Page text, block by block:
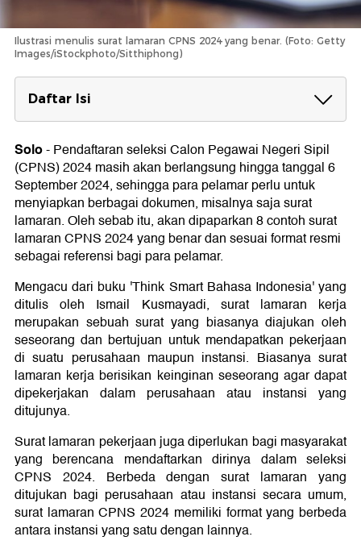
Ilustrasi menulis surat lamaran CPNS 2024 yang benar. (Foto: Getty
Images/iStockphoto/Sitthiphong)
Daftar Isi
8 Contoh Surat Lamaran CPNS 2024
Contoh Surat Lamaran CPNS 2024 #1
Contoh Surat Lamaran CPNS 2024 #2
Contoh Surat Lamaran CPNS 2024 #3
Contoh Surat Lamaran CPNS 2024 #4
Contoh Surat Lamaran CPNS 2024 #5
Contoh Surat Lamaran CPNS 2024 #6
Contoh Surat Lamaran CPNS 2024 #7
Contoh Surat Lamaran CPNS 2024 #8
Link Download PDF Surat Lamaran CPNS
2024
Solo-Pendaftaran seleksi Calon Pegawai Negeri Sipil
(CPNS) 2024 masih akan berlangsung hingga tanggal 6
September 2024, sehingga para pelamar perlu untuk
menyiapkan berbagai dokumen, misalnya saja surat
lamaran. Oleh sebab itu, akan dipaparkan 8 contoh surat
lamaran CPNS 2024 yang benar dan sesuai format resmi
sebagai referensi bagi para pelamar.
Mengacu dari buku 'Think Smart Bahasa Indonesia' yang
ditulis oleh Ismail Kusmayadi, surat lamaran kerja
merupakan sebuah surat yang biasanya diajukan oleh
seseorang dan bertujuan untuk mendapatkan pekerjaan
di suatu perusahaan maupun instansi. Biasanya surat
lamaran kerja berisikan keinginan seseorang agar dapat
dipekerjakan dalam perusahaan atau instansi yang
ditujunya.
Surat lamaran pekerjaan juga diperlukan bagi masyarakat
yang berencana mendaftarkan dirinya dalam seleksi
CPNS 2024. Berbeda dengan surat lamaran yang
ditujukan bagi perusahaan atau instansi secara umum,
surat lamaran CPNS 2024 memiliki format yang berbeda
antara instansi yang satu dengan lainnya.